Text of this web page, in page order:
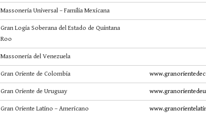
Massoneria Universal – Familia Mexicana
Gran Logia Soberana del Estado de Quintana
Roo
Massoneria del Venezuela
Gran Oriente de Colombia
Gran Oriente de Uruguay
Gran Oriente Latino – Americano